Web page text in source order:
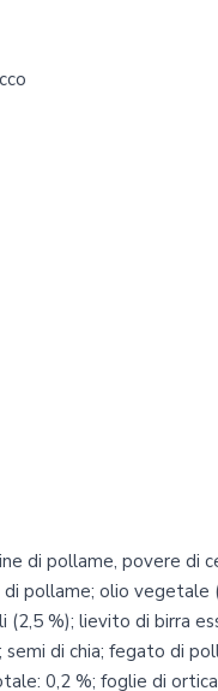
di pollame, povere di
pollame; olio
%); lievito di birra
di chia; fegato di
0,2 %; foglie di